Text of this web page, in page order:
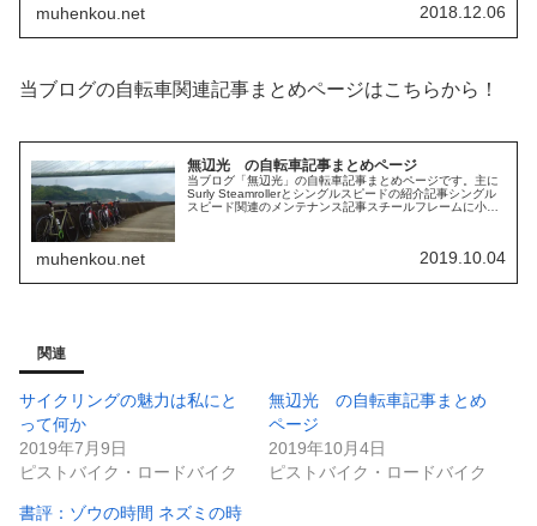
muhenkou.net 2018.12.06
当ブログの自転車関連記事まとめページはこちらから！
無辺光 の自転車記事まとめページ
当ブログ「無辺光」の自転車記事まとめページです。主に
Surly Steamrollerとシングルスピードの紹介記事シングル
スピード関連のメンテナンス記事スチールフレームに小物
muhenkou.net 2019.10.04
関連
サイクリングの魅力は私にと
って何か
2019年7月9日
ピストバイク・ロードバイク
無辺光 の自転車記事まとめ
ページ
2019年10月4日
ピストバイク・ロードバイク
書評：ゾウの時間 ネズミの時